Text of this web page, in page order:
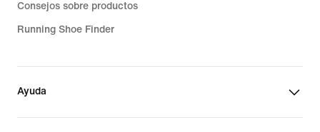
Consejos sobre productos
Running Shoe Finder
Ayuda